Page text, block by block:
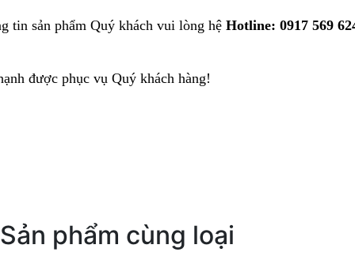
tin sản phẩm Quý khách vui lòng hệ Hotline: 0917 569
được phục vụ Quý khách hàng!
Sản phẩm cùng loại